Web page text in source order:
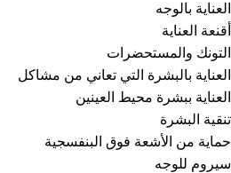
العناية بالوجه
أقنعة العناية
التونك والمستحضرات
العناية بالبشرة التي تعاني من مشاكل
العناية ببشرة محيط العينين
تنقية البشرة
حماية من الأشعة فوق البنفسجية
سيروم للوجه